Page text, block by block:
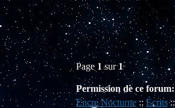
Page 1 sur1
Permission de ce forum:
Encre Nocturne :: Écrits::